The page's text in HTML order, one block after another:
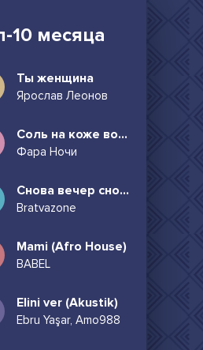
10 месяца
Ты женщина
Ярослав Леонов
Соль на коже волосы в пучок
Фара Ночи
Снова вечер снова дождь может всё таки придёшь
Bratvazone
Mami (Afro House)
BABEL
Elini ver (Akustik)
Ebru Yaşar, Amo988